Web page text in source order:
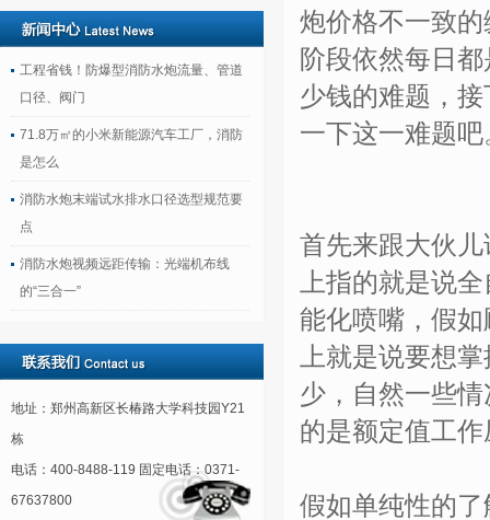
工程省钱！防爆型消防水炮流量、管道
口径、阀门
71.8万㎡的小米新能源汽车工厂，消防
是怎么
消防水炮末端试水排水口径选型规范要
点
消防水炮视频远距传输：光端机布线
的“三合一”
地址：郑州高新区长椿路大学科技园Y21
栋
电话：400-8488-119 固定电话：0371-
67637800
炮价格不一致
阶段依然每日
少钱的难题，
一下这一难题吧
首先来跟大伙
上指的就是说
能化喷嘴，假
上就是说要想
少，自然一些
的是额定值工
假如单纯性的